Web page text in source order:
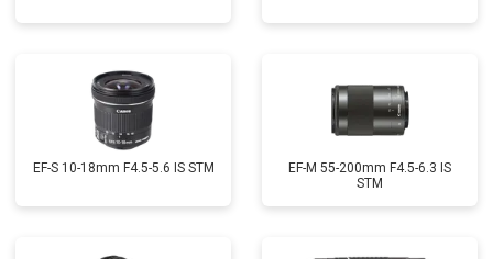
EF-S 10-18mm F4.5-5.6 IS STM
EF-M 55-200mm F4.5-6.3 IS
STM